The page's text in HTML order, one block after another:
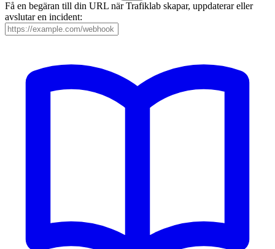
Få en begäran till din URL när Trafiklab skapar, uppdaterar eller
avslutar en incident: